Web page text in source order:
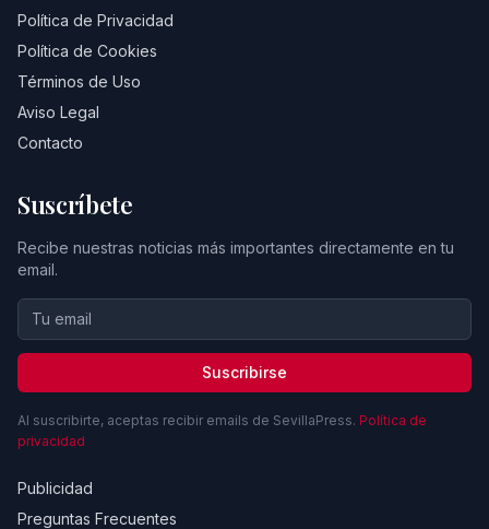
Política de Privacidad
Política de Cookies
Términos de Uso
Aviso Legal
Contacto
Suscríbete
Recibe nuestras noticias más importantes directamente en tu
email.
Suscribirse
Al suscribirte, aceptas recibir emails de SevillaPress. Política de
privacidad
Publicidad
Preguntas Frecuentes